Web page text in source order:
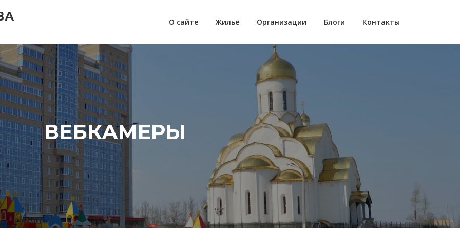
О сайте Жильё Организации Блоги Контакты
ВЕБКАМЕРЫ